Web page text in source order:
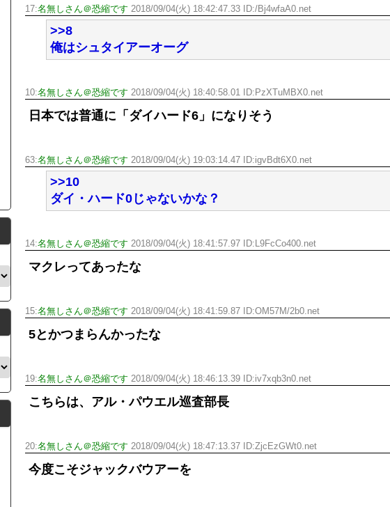
17:名無しさん＠恐縮です 2018/09/04(火) 18:42:47.33 ID:/Bj4wfaA0.net
>>8
俺はシュタイアーオーグ
10:名無しさん＠恐縮です 2018/09/04(火) 18:40:58.01 ID:PzXTuMBX0.net
日本では普通に「ダイハード6」になりそう
63:名無しさん＠恐縮です 2018/09/04(火) 19:03:14.47 ID:igvBdt6X0.net
>>10
ダイ・ハード0じゃないかな？
14:名無しさん＠恐縮です 2018/09/04(火) 18:41:57.97 ID:L9FcCo400.net
マクレってあったな
15:名無しさん＠恐縮です 2018/09/04(火) 18:41:59.87 ID:OM57M/2b0.net
5とかつまらんかったな
19:名無しさん＠恐縮です 2018/09/04(火) 18:46:13.39 ID:iv7xqb3n0.net
こちらは、アル・パウエル巡査部長
20:名無しさん＠恐縮です 2018/09/04(火) 18:47:13.37 ID:ZjcEzGWt0.net
今度こそジャックバウアーを